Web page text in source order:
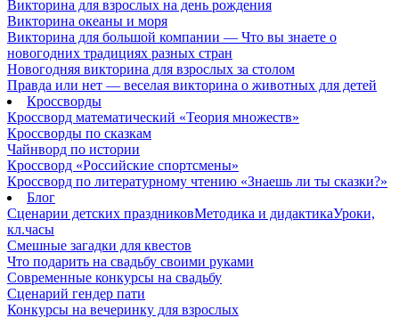
Викторина для взрослых на день рождения
Викторина океаны и моря
Викторина для большой компании — Что вы знаете о
новогодних традициях разных стран
Новогодняя викторина для взрослых за столом
Правда или нет — веселая викторина о животных для детей
Кроссворды
Кроссворд математический «Теория множеств»
Кроссворды по сказкам
Чайнворд по истории
Кроссворд «Российские спортсмены»
Кроссворд по литературному чтению «Знаешь ли ты сказки?»
Блог
Сценарии детских праздниковМетодика и дидактикаУроки,
кл.часы
Смешные загадки для квестов
Что подарить на свадьбу своими руками
Современные конкурсы на свадьбу
Сценарий гендер пати
Конкурсы на вечеринку для взрослых